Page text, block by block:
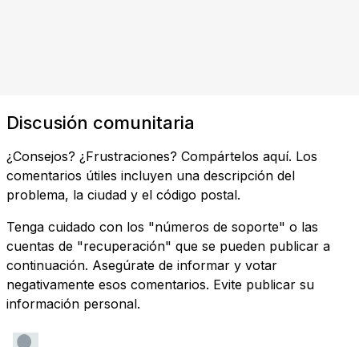
Discusión comunitaria
¿Consejos? ¿Frustraciones? Compártelos aquí. Los
comentarios útiles incluyen una descripción del
problema, la ciudad y el código postal.
Tenga cuidado con los "números de soporte" o las
cuentas de "recuperación" que se pueden publicar a
continuación. Asegúrate de informar y votar
negativamente esos comentarios. Evite publicar su
información personal.